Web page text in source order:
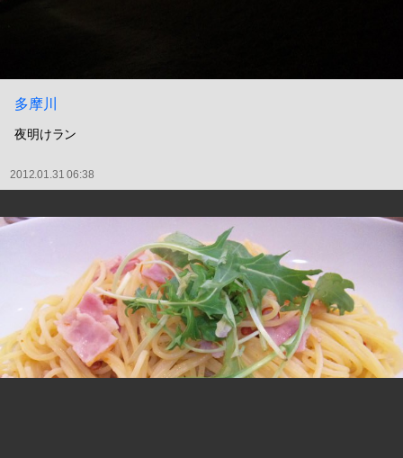
多摩川
夜明けラン
2012.01.31 06:38